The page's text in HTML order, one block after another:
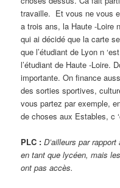
travaille. Et vous ne vous
a trois ans, la Haute -Loire
qui ai décidé que la carte
que l’étudiant de Lyon n
l’étudiant de Haute -Loire.
importante. On finance
des sorties sportives,
vous partez par exemple,
de choses aux Estables, c
PLC : D’ailleurs par
en tant que lycéen, mais
ont pas accès.